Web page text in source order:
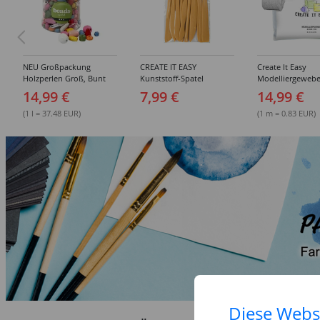
NEU Großpackung
Holzperlen Groß, Bunt
Sortiert, 400 ml Eimer
14,99 €
(1 l = 37.48 EUR)
CREATE IT EASY
Kunststoff-Spatel
Sortiment, 14 Stück
7,99 €
Create It Easy
Gipsbinden, 8cm
3m lang, 6 Stück
14,99 €
(1 m = 0.83 EUR)
Diese